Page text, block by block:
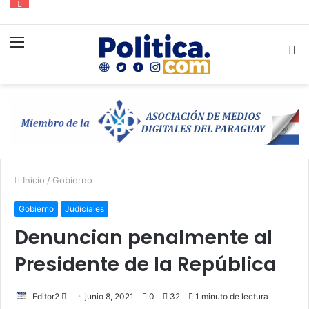
Inicio / Gobierno
Gobierno Judiciales
Denuncian penalmente al
Presidente de la República
Editor2
Sendjunio 8, 2021 0 32 1 minuto de lectura